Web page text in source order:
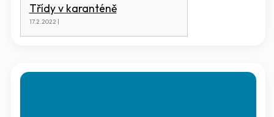
Třídy v karanténě
17.2.2022 |